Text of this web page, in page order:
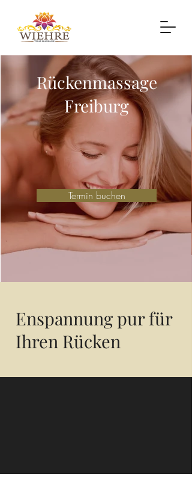
Rückenmassage
Freiburg
Termin buchen
Enspannung pur für
Ihren Rücken